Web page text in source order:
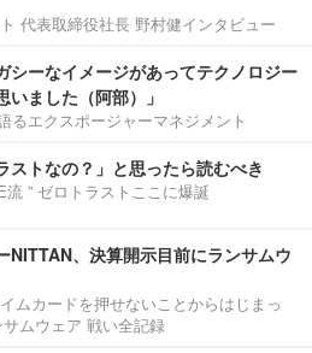
代表取締役社長 野村健インタビュー
シーなイメージがあってテクノロジー
ました（阿部）」
るエクスポージャーマネジメント
ストなの？」と思ったら読むべき
流 ” ゼロトラストここに爆誕
NITTAN、決算開示目前にランサムウ
ムカードを押せないことからはじまっ
ムウェア 戦い全記録